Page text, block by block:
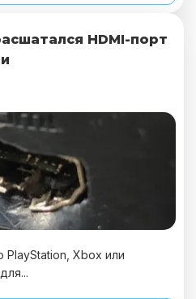
HDMI-порт
PlayStation, Xbox или